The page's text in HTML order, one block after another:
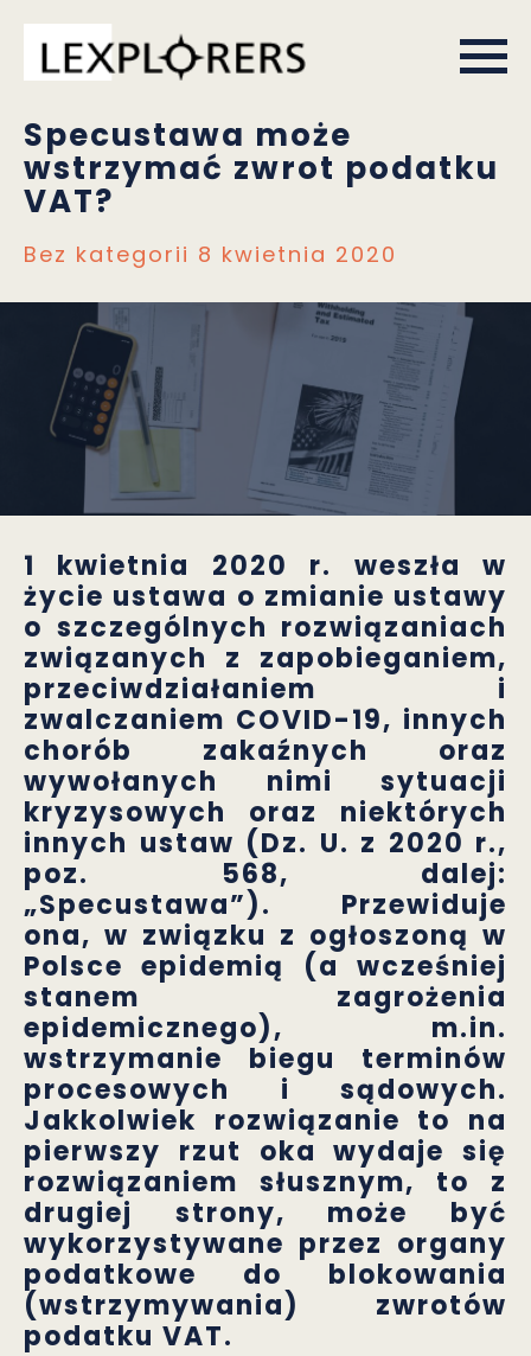
Specustawa może
wstrzymać zwrot podatku
VAT?
Bez kategorii 8 kwietnia 2020
1 kwietnia 2020 r. weszła w
życie ustawa o zmianie ustawy
o szczególnych rozwiązaniach
związanych z zapobieganiem,
przeciwdziałaniem i
zwalczaniem COVID-19, innych
chorób zakaźnych oraz
wywołanych nimi sytuacji
kryzysowych oraz niektórych
innych ustaw (Dz. U. z 2020 r.,
poz. 568, dalej:
„Specustawa”). Przewiduje
ona, w związku z ogłoszoną w
Polsce epidemią (a wcześniej
stanem zagrożenia
epidemicznego), m.in.
wstrzymanie biegu terminów
procesowych i sądowych.
Jakkolwiek rozwiązanie to na
pierwszy rzut oka wydaje się
rozwiązaniem słusznym, to z
drugiej strony, może być
wykorzystywane przez organy
podatkowe do blokowania
(wstrzymywania) zwrotów
podatku VAT.